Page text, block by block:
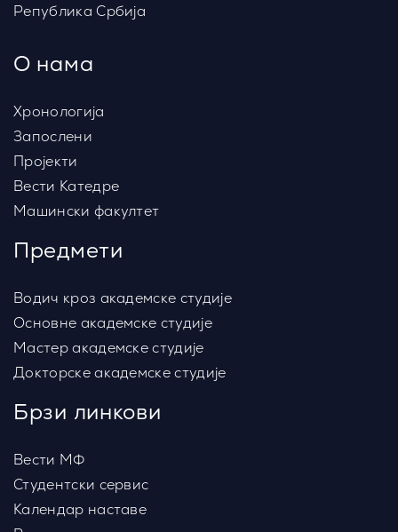
Република Србија
О нама
Хронологија
Запослени
Пројекти
Вести Катедре
Машински факултет
Предмети
Водич кроз академске студије
Основне академске студије
Мастер академске студије
Докторске академске студије
Брзи линкови
Вести МФ
Студентски сервис
Календар наставе